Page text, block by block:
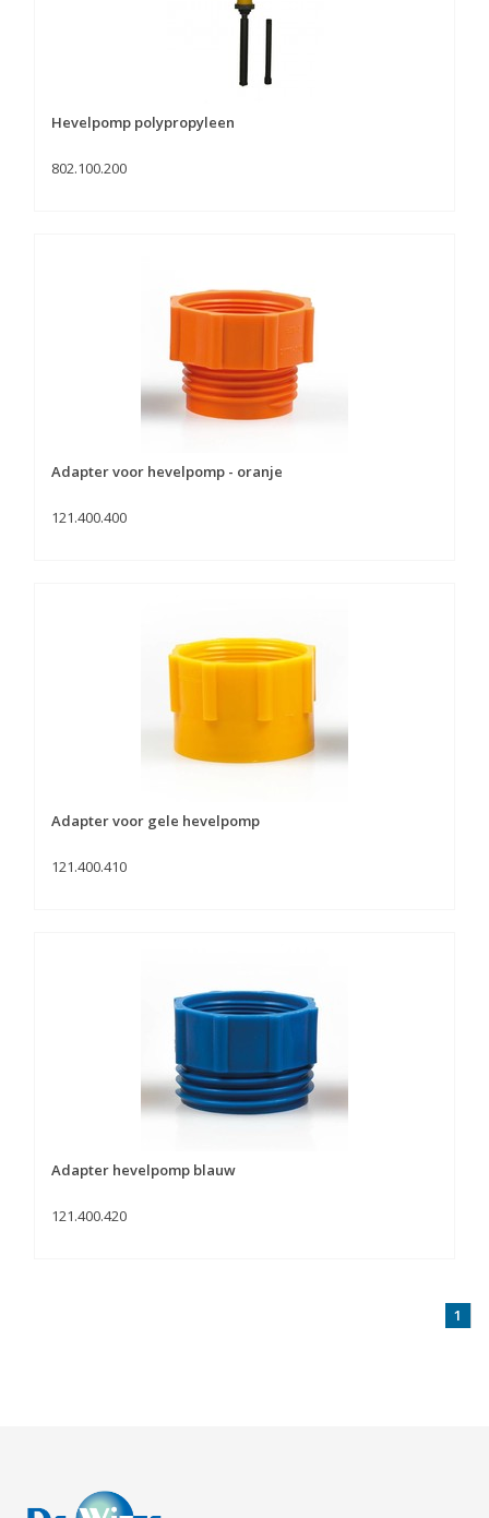
Hevelpomp polypropyleen
802.100.200
Adapter voor hevelpomp - oranje
121.400.400
Adapter voor gele hevelpomp
121.400.410
Adapter hevelpomp blauw
121.400.420
1